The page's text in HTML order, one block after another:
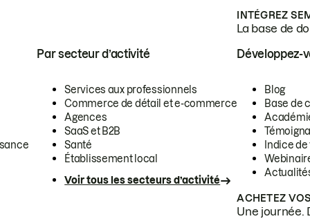
INTÉGREZ
La base de
Par secteur d’activité
Services aux professionnels
Commerce de détail et e-commerce
Agences
SaaS et B2B
Santé
Établissement local
Voir tous les secteurs d’activité
Développez-
Blog
Base de
Indice
ACHETEZ
Une journée.